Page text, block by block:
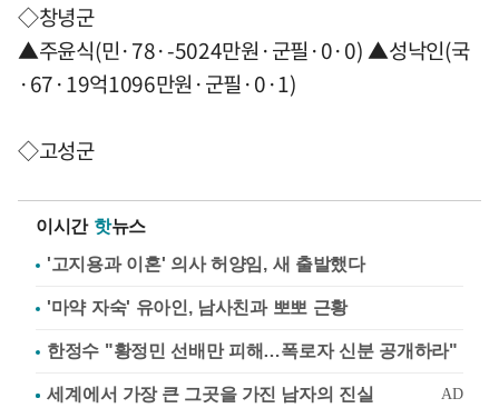
◇창녕군
▲주윤식(민·78·-5024만원·군필·0·0) ▲성낙인(국
·67·19억1096만원·군필·0·1)
◇고성군
이시간 핫뉴스
'고지용과 이혼' 의사 허양임, 새 출발했다
'마약 자숙' 유아인, 남사친과 뽀뽀 근황
한정수 "황정민 선배만 피해…폭로자 신분 공개하라"